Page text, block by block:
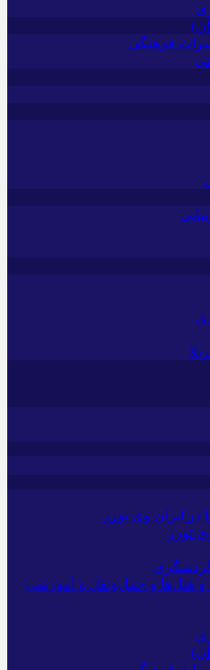
فرهنگی
در ایران وی تورز
تورز
گردشگری
و هتل‌ها و حمل‌و‌نقل و آموزشی